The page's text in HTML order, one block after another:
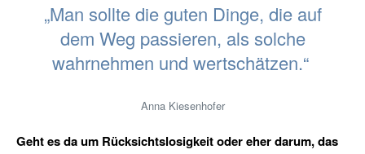
„Man sollte die guten Dinge, die auf
dem Weg passieren, als solche
wahrnehmen und wertschätzen.“
Anna Kiesenhofer
Geht es da um Rücksichtslosigkeit oder eher darum, das